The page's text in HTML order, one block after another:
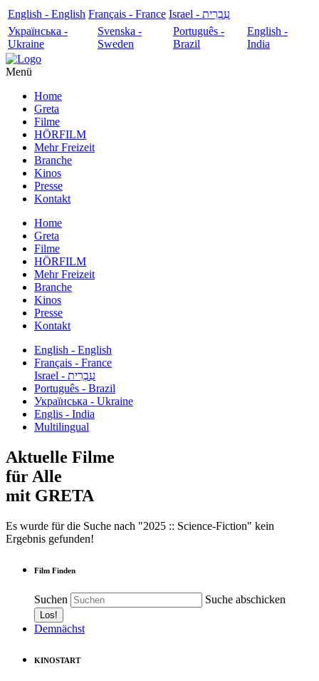
English - English Français - France
עִבְרִית - Israel
Українська -
Ukraine
Svenska -
Sweden
Português -
Brazil
English -
India
Menü
Home
Greta
Filme
HÖRFILM
Mehr Freizeit
Branche
Kinos
Presse
Kontakt
Home
Greta
Filme
HÖRFILM
Mehr Freizeit
Branche
Kinos
Presse
Kontakt
English - English
Français - France
עִבְרִית - Israel
Português - Brazil
Українська - Ukraine
Englis - India
Multilingual
Aktuelle Filme
für Alle
mit GRETA
Es wurde für die Suche nach "2025 :: Science-Fiction" kein
Ergebnis gefunden!
Film Finden
Suchen Suche abschicken
Demnächst
KINOSTART